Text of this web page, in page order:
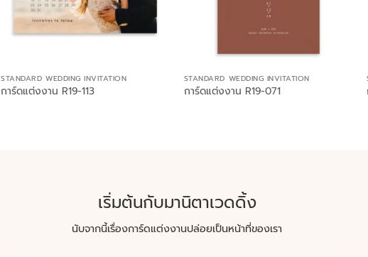
STANDARD WEDDING INVITATION
การ์ดแต่งงาน R19-113
STANDARD WEDDING INVITATION
การ์ดแต่งงาน R19-071
เริ่มต้นกับมานิตาเวดดิ้ง
นับจากนี้เรื่องการ์ดแต่งงานปล่อยเป็นหน้าที่ของเรา